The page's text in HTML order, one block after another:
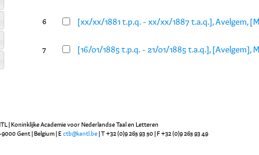
6 [xx/xx/1881 t.p.q. - xx/xx/1887 t.a.q.], Avelgem,
7 [16/01/1885 t.p.q. - 21/01/1885 t.a.q.], [Avelgem],
| Koninklijke Academie voor Nederlandse Taal en Letteren
9000 Gent | Belgium | Ectb@kantl.be | T +32 (0)9 265 93 50 | F +32 (0)9 265 93 49